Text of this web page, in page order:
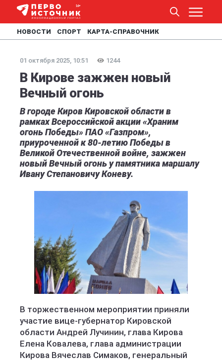
НОВОСТИ СПОРТ КАРТА-СПРАВОЧНИК
01 октября 2025, 10:51 1244
В Кирове зажжен новый
Вечный огонь
В городе Киров Кировской области в
рамках Всероссийской акции «Храним
огонь Победы» ПАО «Газпром»,
приуроченной к 80-летию Победы в
Великой Отечественной войне, зажжен
новый Вечный огонь у памятника маршалу
Ивану Степановичу Коневу.
В торжественном мероприятии приняли
участие вице-губернатор Кировской
области Андрей Лучинин, глава Кирова
Елена Ковалева, глава администрации
Кирова Вячеслав Симаков, генеральный